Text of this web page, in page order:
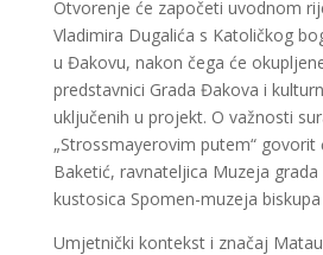
Otvorenje će započeti uvodnom
Vladimira Dugalića s Katoličkog
u Đakovu, nakon čega će
predstavnici Grada Đakova i
uključenih u projekt. O važnosti
„Strossmayerovim putem“ govorit
Baketić, ravnateljica Muzeja
kustosica Spomen-muzeja biskupa
Umjetnički kontekst i značaj